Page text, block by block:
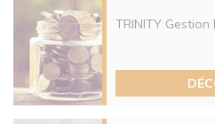
TRINITY